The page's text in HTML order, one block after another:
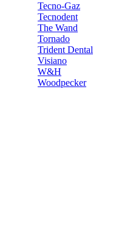
Tecno-Gaz
Tecnodent
The Wand
Tornado
Trident Dental
Visiano
W&H
Woodpecker